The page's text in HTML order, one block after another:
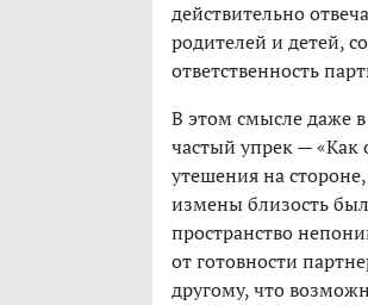
действительно
родителей и детей,
ответственность
В этом смысле даже
частый упрек — «Как
утешения на
измены близость
пространство
от готовности
другому, что